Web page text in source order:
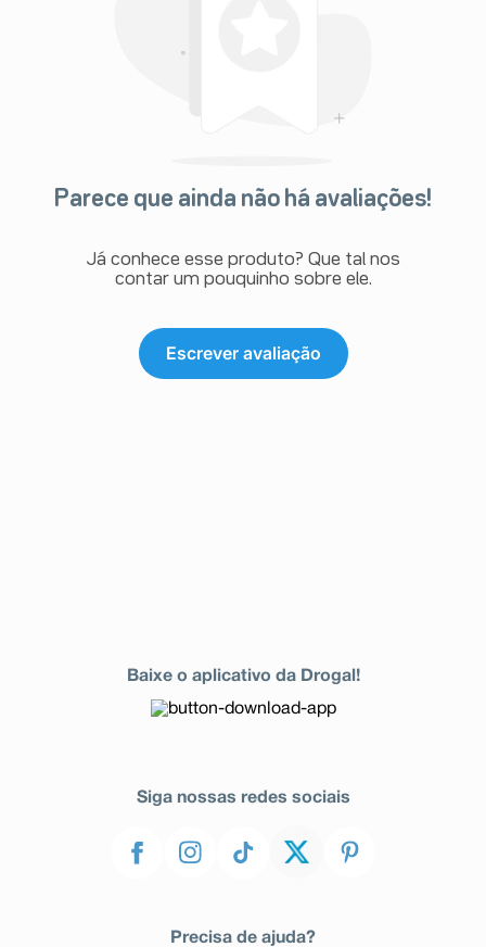
Parece que ainda não há avaliações!
Já conhece esse produto? Que tal nos
contar um pouquinho sobre ele.
Escrever avaliação
Baixe o aplicativo da Drogal!
Siga nossas redes sociais
Precisa de ajuda?